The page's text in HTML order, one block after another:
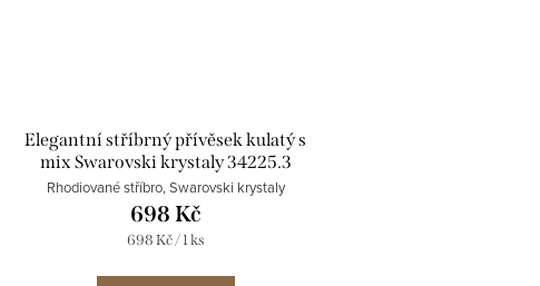
Elegantní stříbrný přívěsek kulatý s
mix Swarovski krystaly 34225.3
water lilly
Rhodiované stříbro, Swarovski krystaly
698 Kč
Měrná
698 Kč / 1 ks